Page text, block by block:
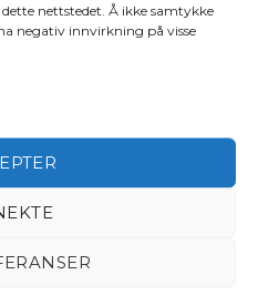
nettstedet. Å ikke samtykke
negativ innvirkning på visse